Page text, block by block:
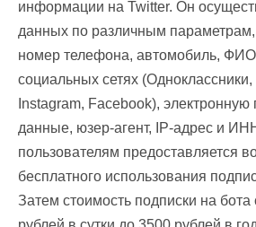
информации на Twitter. Он
данных по различным
номер телефона, автомобиль,
социальных сетях (Одноклассники,
Instagram, Facebook), электронную
данные, юзер-агент, IP-адрес и
пользователям предоставляется
бесплатного использования
Затем стоимость подписки на бота